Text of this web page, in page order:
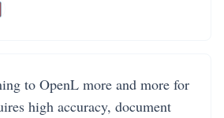
to OpenL more and more for
high accuracy, document